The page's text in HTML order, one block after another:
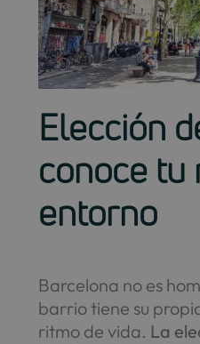
Elección
conoce tu
entorno
Barcelona no es
barrio tiene su
ritmo de vida. La